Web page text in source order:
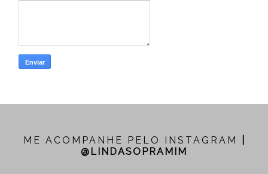
ME ACOMPANHE PELO INSTAGRAM
@LINDASOPRAMIM